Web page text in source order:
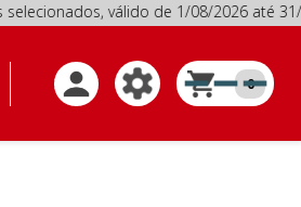
válido de 1/08/2026
0